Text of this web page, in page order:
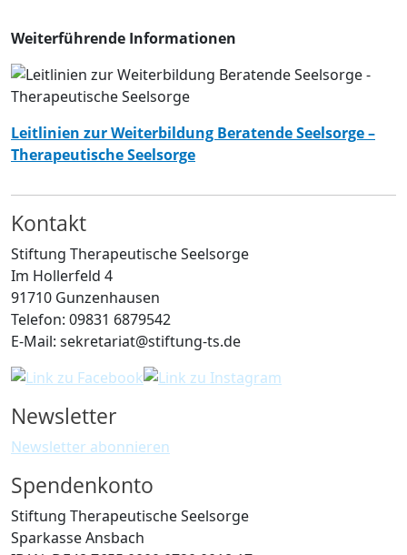
Weiterführende Informationen
Leitlinien zur Weiterbildung Beratende Seelsorge –
Therapeutische Seelsorge
Kontakt
Stiftung Therapeutische Seelsorge
Im Hollerfeld 4
91710 Gunzenhausen
Telefon: 09831 6879542
E-Mail: sekretariat@stiftung-ts.de
Newsletter
Newsletter abonnieren
Spendenkonto
Stiftung Therapeutische Seelsorge
Sparkasse Ansbach